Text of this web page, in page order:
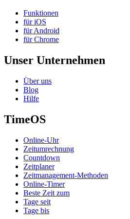
Funktionen
für iOS
für Android
für Chrome
Unser Unternehmen
Über uns
Blog
Hilfe
TimeOS
Online-Uhr
Zeitumrechnung
Countdown
Zeitplaner
Zeitmanagement-Methoden
Online-Timer
Beste Zeit zum
Tage seit
Tage bis